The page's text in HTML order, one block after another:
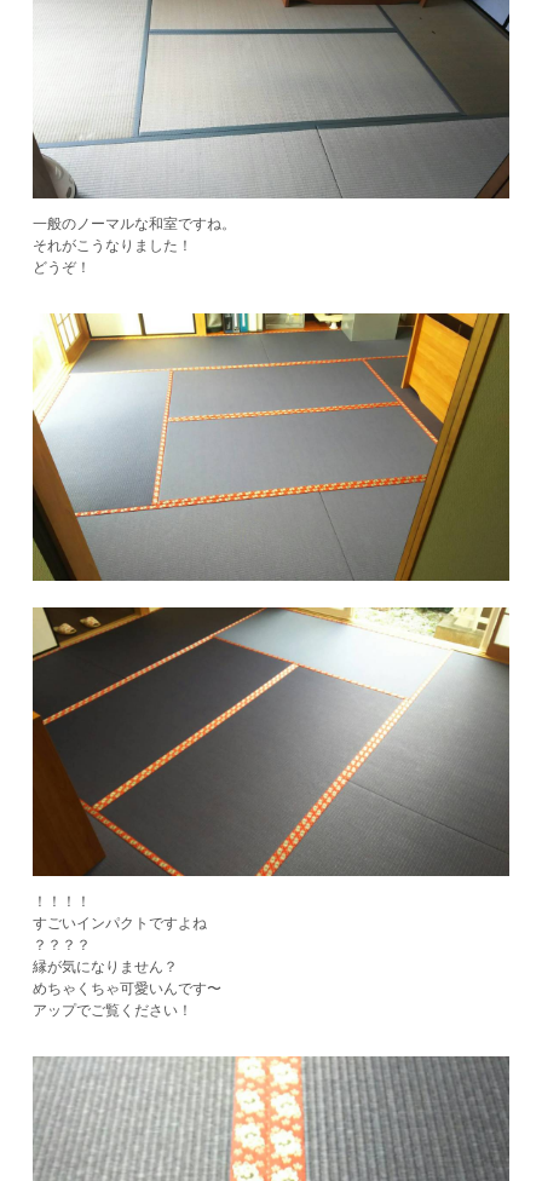
一般のノーマルな和室ですね。
それがこうなりました！
​どうぞ！
！！！！
すごいインパクトですよね
​？？？？
縁が気になりません？
めちゃくちゃ可愛いんです〜
アップでご覧ください！